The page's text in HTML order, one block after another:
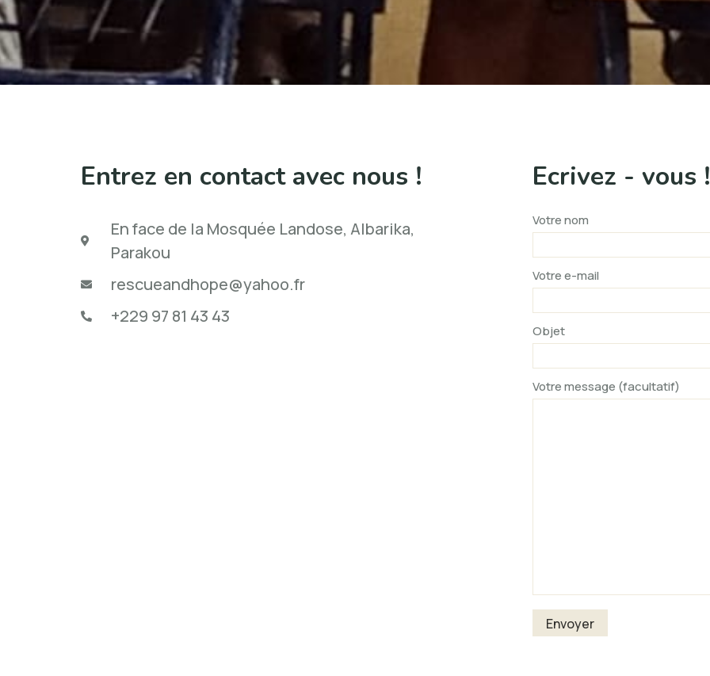
Entrez en contact avec nous !
En face de la Mosquée Landose, Albarika,
Parakou
rescueandhope@yahoo.fr
+229 97 81 43 43
Ecrivez - vous !
Votre nom
Votre e-mail
Objet
Votre message (facultatif)